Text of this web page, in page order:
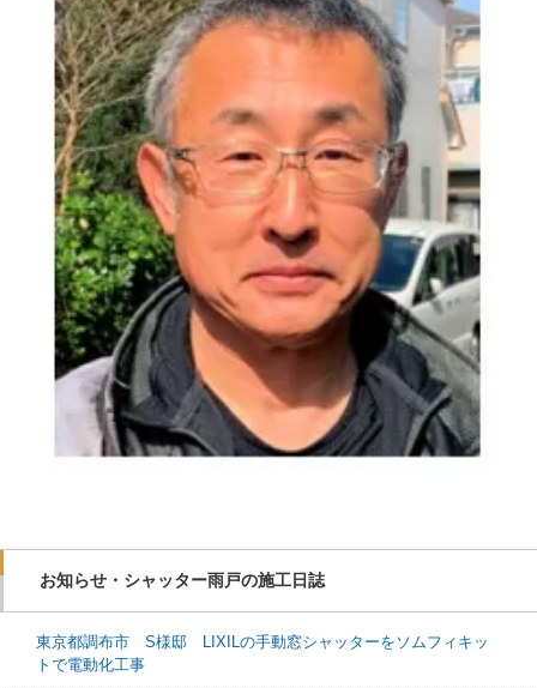
お知らせ・シャッター雨戸の施工日誌
東京都調布市 S様邸 LIXILの手動窓シャッターをソムフィキッ
トで電動化工事